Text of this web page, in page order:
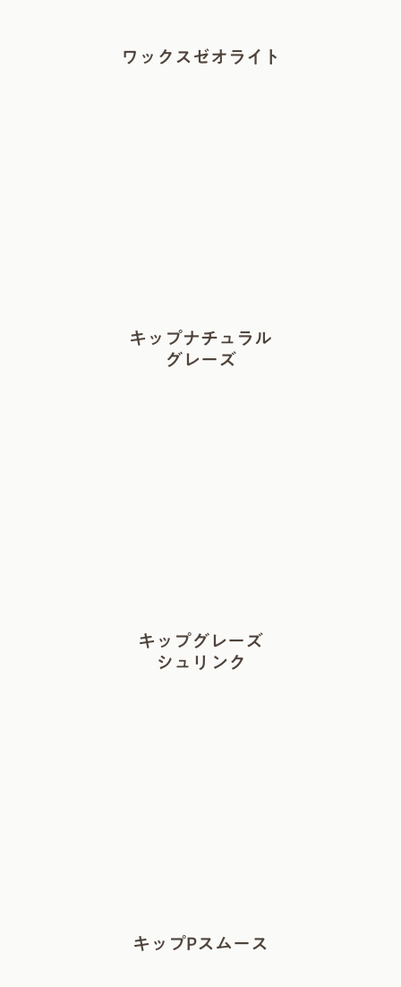
ワックスゼオライト
キップナチュラル
グレーズ
キップグレーズ
シュリンク
キップPスムース